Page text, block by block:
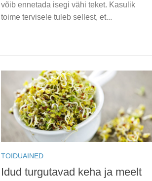
võib ennetada isegi vähi teket. Kasulik
toime tervisele tuleb sellest, et...
TOIDUAINED
Idud turgutavad keha ja meelt